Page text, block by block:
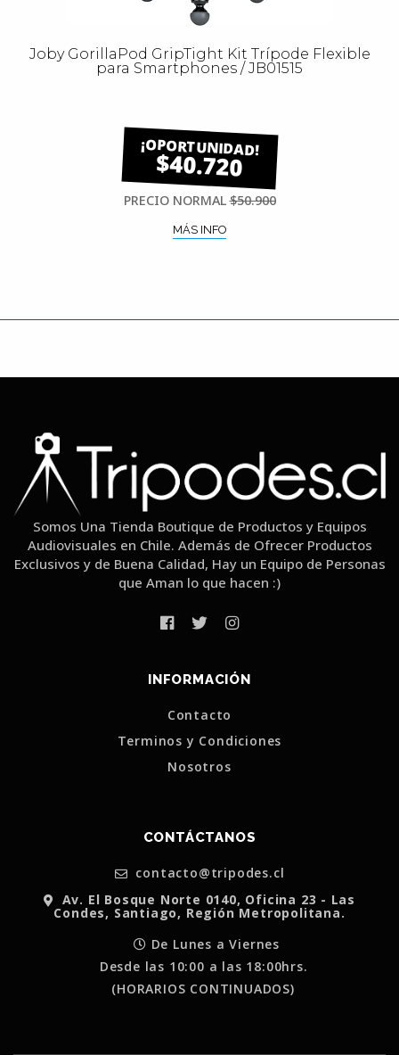
Joby GorillaPod GripTight Kit Trípode Flexible
para Smartphones / JB01515
$40.720
PRECIO NORMAL$50.900
MÁS INFO
Somos Una Tienda Boutique de Productos y Equipos
Audiovisuales en Chile. Además de Ofrecer Productos
Exclusivos y de Buena Calidad, Hay un Equipo de Personas
que Aman lo que hacen :)
INFORMACIÓN
Contacto
Terminos y Condiciones
Nosotros
CONTÁCTANOS
contacto@tripodes.cl
Av. El Bosque Norte 0140, Oficina 23 - Las
Condes, Santiago, Región Metropolitana.
De Lunes a Viernes
Desde las 10:00 a las 18:00hrs.
(HORARIOS CONTINUADOS)